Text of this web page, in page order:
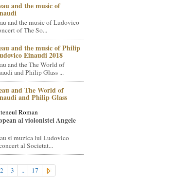
and the music of
and the music of Ludovico
of The So...
and the music of Philip
Einaudi 2018
and the The World of
and Philip Glass ...
and The World of
and Philip Glass
Roman
al violonistei Angele
si muzica lui Ludovico
al Societat...
2 3 .. 17